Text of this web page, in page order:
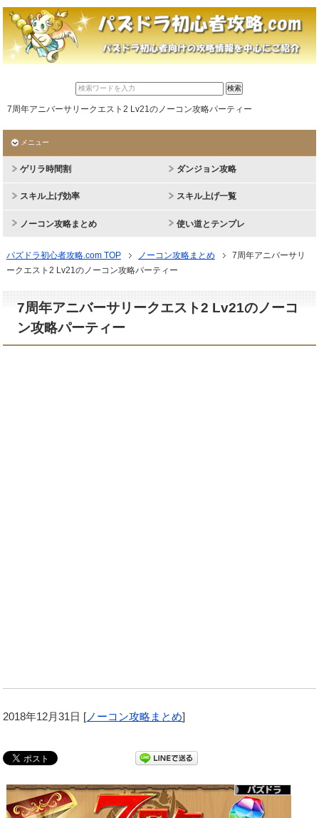
7周年アニバーサリークエスト2 Lv21のノーコン攻略パーティー
メニュー
ゲリラ時間割 ダンジョン攻略
スキル上げ効率 スキル上げ一覧
ノーコン攻略まとめ 使い道とテンプレ
パズドラ初心者攻略.com TOP ノーコン攻略まとめ
7周年アニバーサリ
ークエスト2 Lv21のノーコン攻略パーティー
7周年アニバーサリークエスト2 Lv21のノーコ
ン攻略パーティー
2018年12月31日 [ ノーコン攻略まとめ]